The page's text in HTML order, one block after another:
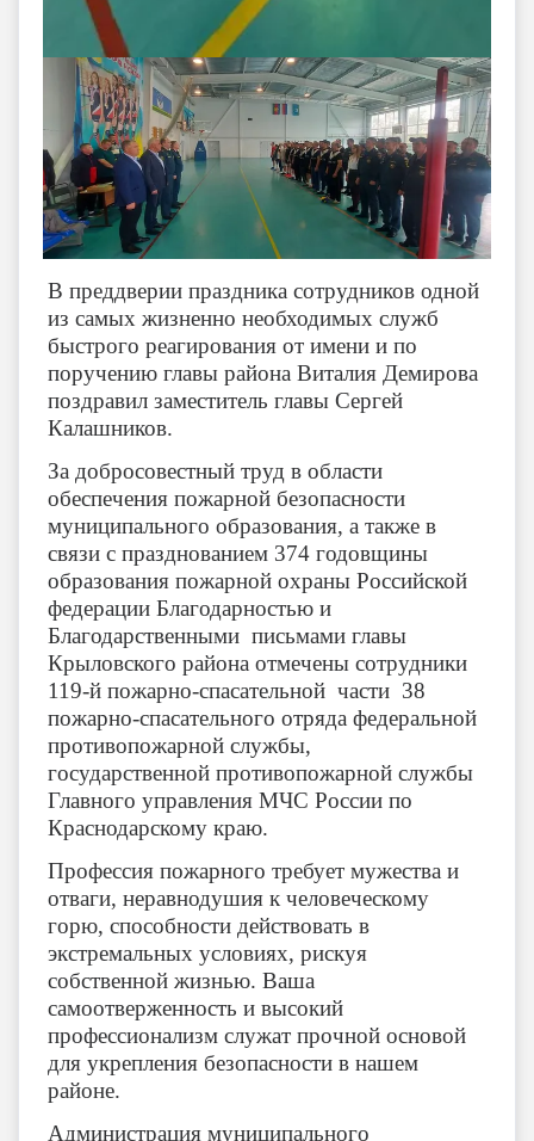
В преддверии праздника сотрудников одной
из самых жизненно необходимых служб
быстрого реагирования от имени и по
поручению главы района Виталия Демирова
поздравил заместитель главы Сергей
Калашников.
За добросовестный труд в области
обеспечения пожарной безопасности
муниципального образования, а также в
связи с празднованием 374 годовщины
образования пожарной охраны Российской
федерации Благодарностью и
Благодарственными письмами главы
Крыловского района отмечены сотрудники
119-й пожарно-спасательной части 38
пожарно-спасательного отряда федеральной
противопожарной службы,
государственной противопожарной службы
Главного управления МЧС России по
Краснодарскому краю.
Профессия пожарного требует мужества и
отваги, неравнодушия к человеческому
горю, способности действовать в
экстремальных условиях, рискуя
собственной жизнью. Ваша
самоотверженность и высокий
профессионализм служат прочной основой
для укрепления безопасности в нашем
районе.
Администрация муниципального